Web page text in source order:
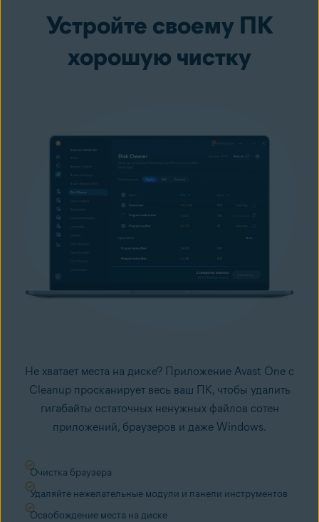
Устройте своему ПК
хорошую чистку
Не хватает места на диске? Приложение Avast One с
Cleanup просканирует весь ваш ПК, чтобы удалить
гигабайты остаточных ненужных файлов сотен
приложений, браузеров и даже Windows.
Очистка браузера
Удаляйте нежелательные модули и панели инструментов
Освобождение места на диске